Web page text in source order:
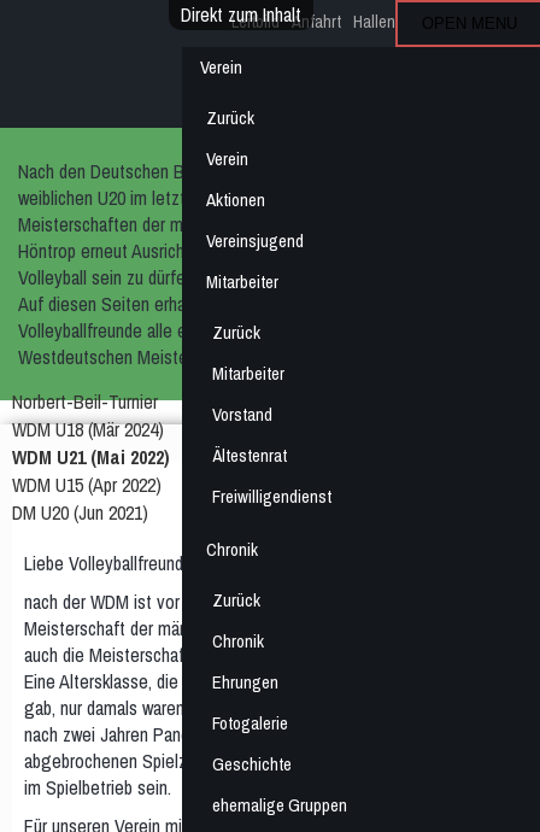
Direkt zum Inhalt Login
Leitbild Anfahrt Hallenplan Kalender
Turnbund
Höntrop
Dein Verein im Höntroper Herzen!
OPEN MENU
Verein
Zurück
Verein
Aktionen
Vereinsjugend
Mitarbeiter
Zurück
Mitarbeiter
Vorstand
Ältestenrat
Freiwilligendienst
Chronik
Zurück
Chronik
Ehrungen
Fotogalerie
Geschichte
ehemalige Gruppen
Nach den Deutschen Beach-Meisterschaften der männlichen und
weiblichen U20 im letzten Jahr und den Westdeutschen
Meisterschaften der männlichen U15 im April freut sich der Turnbund
Höntrop erneut Ausrichter eines herausragenden Highlight im
Volleyball sein zu dürfen.
Auf diesen Seiten erhalten die Mannschaften und interessierten
Volleyballfreunde alle erforderlichen Informationen zu den
Westdeutschen Meisterschaften der männlichen U21.
Norbert-Beil-Turnier
WDM U18 (Mär 2024)
WDM U21 (Mai 2022)
WDM U15 (Apr 2022)
DM U20 (Jun 2021)
Grußwort des Ausrichters
Liebe Volleyballfreunde,
nach der WDM ist vor der WDM, denn nach der Westdeutschen
Meisterschaft der männlichen U15 im April freuen wir uns darauf
auch die Meisterschaft der männlichen U21 ausrichten zu dürfen.
Eine Altersklasse, die es vor vielen, vielen Jahren schon einmal
gab, nur damals waren es noch die Junioren. Die Meisterschaft soll
nach zwei Jahren Pandemie mit vielen ausgefallenen Spielen, zwei
abgebrochenen Spielzeiten endlich wieder so etwas wie Normalität
im Spielbetrieb sein.
Für unseren Verein mit annähernd 1.000 Mitgliedern und über 200